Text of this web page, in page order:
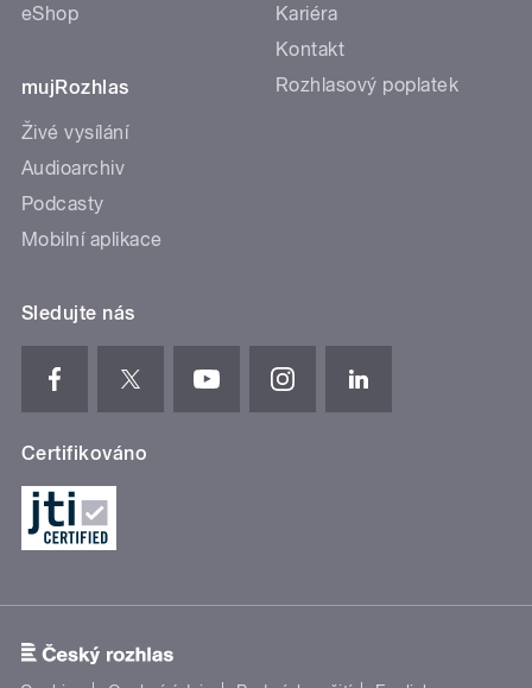
eShop
mujRozhlas
Živé vysílání
Audioarchiv
Podcasty
Mobilní aplikace
Kariéra
Kontakt
Rozhlasový poplatek
Sledujte nás
Certifikováno